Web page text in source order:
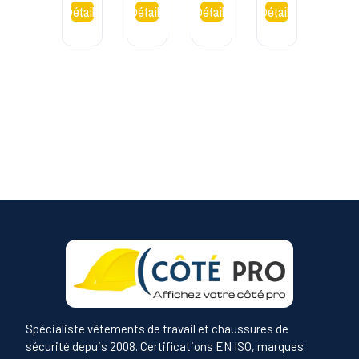
Spécialiste vêtements de travail et chaussures de
sécurité depuis 2008. Certifications EN ISO, marques